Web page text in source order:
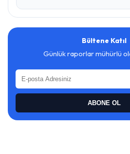
Bültene Katıl
Günlük raporlar mühürlü
ABONE OL